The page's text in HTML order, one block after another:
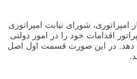
امپراتوری‏، شورای‏ نیابت‏ امپراتوری‏
اقدامات‏ خود را در امور دولتی‏
می‏ دهد. در این‏ صورت‏ قسمت‏ اول‏ اصل‏